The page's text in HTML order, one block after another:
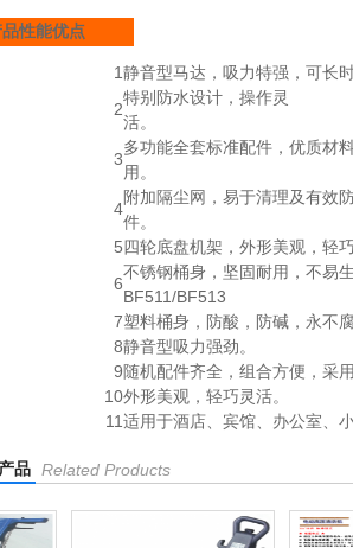
品性能优点
1静音型马达，吸力特强，可长时
2
特别防水设计，操作灵
活。
3
多功能全套标准配件，优质材
用。
4
附加隔尘网，易于清理及有效
件。
5四轮底盘机架，外形美观，轻巧
6
不锈钢桶身，坚固耐用，不易生
BF511/BF513
7塑料桶身，防酸，防碱，永不
8静音型吸力强劲。
9随机配件齐全，组合方便，采
10外形美观，轻巧灵活。
11适用于酒店、宾馆、办公室、
品 Related Products